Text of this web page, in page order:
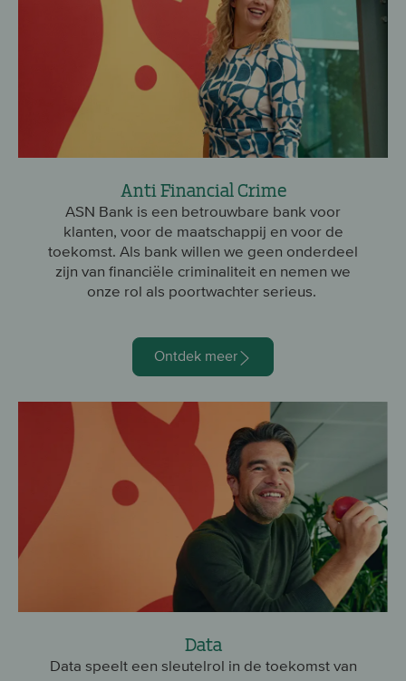
Anti Financial Crime
ASN Bank is een betrouwbare bank voor
klanten, voor de maatschappij en voor de
toekomst. Als bank willen we geen onderdeel
zijn van financiële criminaliteit en nemen we
onze rol als poortwachter serieus.
Ontdek meer
Data
Data speelt een sleutelrol in de toekomst van